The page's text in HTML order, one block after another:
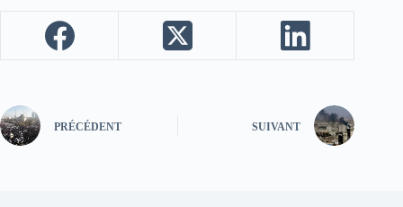
PRÉCÉDENT SUIVANT